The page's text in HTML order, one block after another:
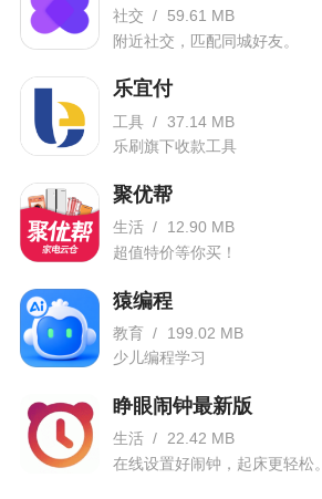
社交 /
59.61 MB
附近社交，匹配同城好友。
乐宜付
工具 / 37.14 MB
乐刷旗下收款工具
聚优帮
生活 /
12.90 MB
超值特价等你买！
猿编程
教育 /
199.02 MB
少儿编程学习
睁眼闹钟最新版
生活 / 22.42 MB
在线设置好闹钟，起床更轻松。